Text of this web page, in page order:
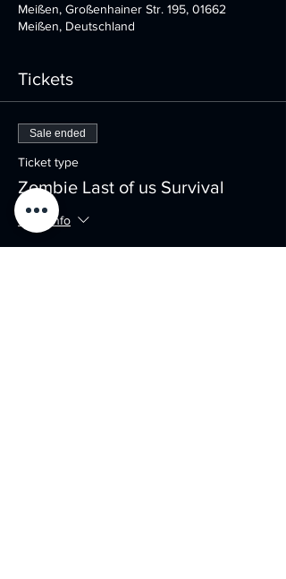
Meißen, Großenhainer Str. 195, 01662
Meißen, Deutschland
Tickets
Sale ended
Ticket type
Zombie Last of us Survival
More info